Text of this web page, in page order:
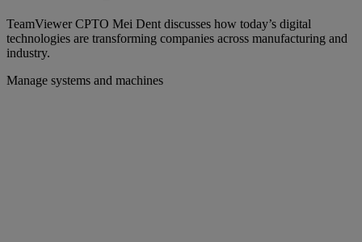
TeamViewer CPTO Mei Dent discusses how today’s digital
technologies are transforming companies across manufacturing and
industry.
Manage systems and machines